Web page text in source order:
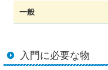
一般
入門に必要な物